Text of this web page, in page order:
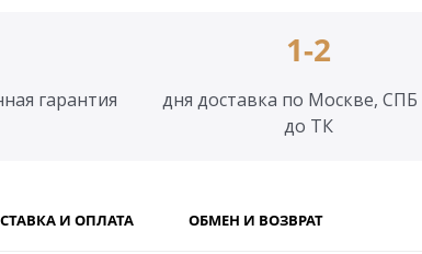
гарантия
1-2
дня доставка по Москве, СПБ
до ТК
И ОПЛАТА ОБМЕН И ВОЗВРАТ